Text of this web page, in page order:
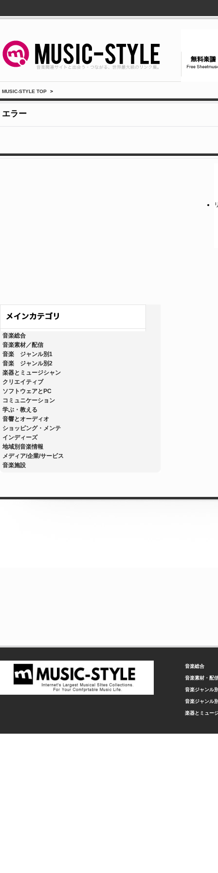
MUSIC-STYLE TOP >
エラー
音楽総合
音楽素材／配信
音楽 ジャンル別1
音楽 ジャンル別2
楽器とミュージシャン
クリエイティブ
ソフトウェアとPC
コミュニケーション
学ぶ・教える
音響とオーディオ
ショッピング・メンテ
インディーズ
地域別音楽情報
メディア/企業/サービス
音楽施設
音楽総合
音楽素材・配
音楽ジャンル
音楽ジャンル
楽器とミュー